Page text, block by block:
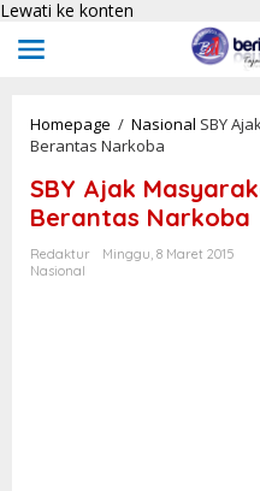
Lewati ke konten
Homepage / Nasional SBY
Berantas Narkoba
SBY Ajak
Berantas Narkoba
Redaktur
Minggu, 8 Maret 2015
Nasional